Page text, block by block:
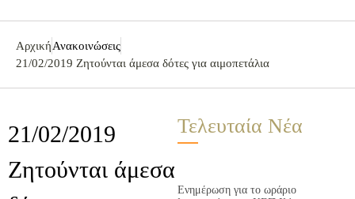
ΑρχικήΑνακοινώσεις
21/02/2019 Ζητούνται άμεσα δότες για αιμοπετάλια
21/02/2019
Ζητούνται άμεσα
Τελευταία Νέα
Ενημέρωση για το ωράριο